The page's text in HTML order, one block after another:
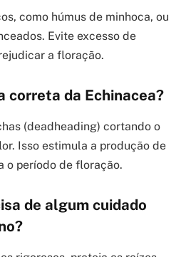
como húmus de minhoca, ou
Evite excesso de
a floração.
correta da Echinacea?
(deadheading) cortando o
Isso estimula a produção de
o período de floração.
de algum cuidado